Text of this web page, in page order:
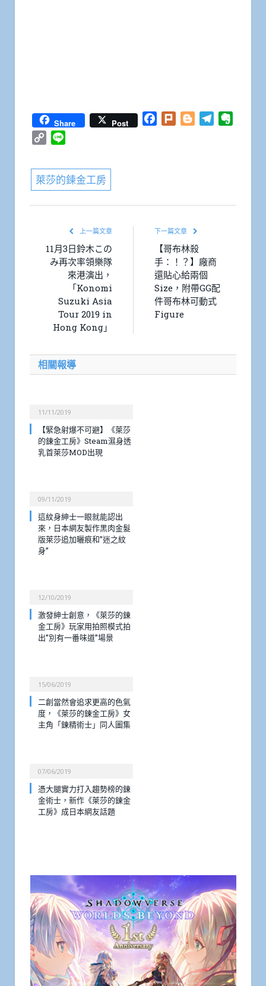
Share Post Facebook
Plurk BloggerTelegram
Copy
萊莎的鍊金工房
上一篇文章
11月3日鈴木この
み再次率領樂隊
來港演出，
「Konomi
Suzuki Asia
Tour 2019 in
Hong Kong」
下一篇文章
【哥布林殺
手：！？】廠商
還貼心給兩個
Size，附帶GG配
件哥布林可動式
Figure
相關報導
11/11/2019
【緊急射爆不可避】《萊莎
的鍊金工房》Steam濕身透
乳首萊莎MOD出現
09/11/2019
這紋身紳士一眼就能認出
來，日本網友製作黑肉金髮
版萊莎追加曬痕和”迷之紋
身”
12/10/2019
激發紳士創意，《萊莎的鍊
金工房》玩家用拍照模式拍
出”別有一番味道”場景
15/06/2019
二創當然會追求更高的色氣
度，《萊莎的鍊金工房》女
主角「鍊精術士」同人圖集
07/06/2019
憑大腿實力打入趨勢榜的鍊
金術士，新作《萊莎的鍊金
工房》成日本網友話題